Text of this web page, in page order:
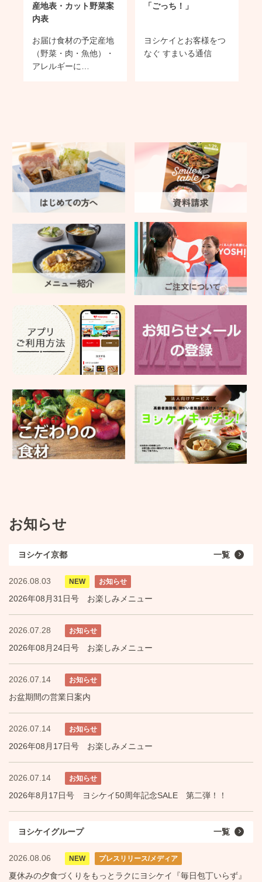
産地表・カット野菜案
内表
お届け食材の予定産地
（野菜・肉・魚他）・
アレルギーに…
「ごっち！」
ヨシケイとお客様をつ
なぐ すまいる通信
お知らせ
ヨシケイ京都 一覧
2026.08.03 NEW お知らせ
2026年08月31日号 お楽しみメニュー
2026.07.28 お知らせ
2026年08月24日号 お楽しみメニュー
2026.07.14 お知らせ
お盆期間の営業日案内
2026.07.14 お知らせ
2026年08月17日号 お楽しみメニュー
2026.07.14 お知らせ
2026年8月17日号 ヨシケイ50周年記念SALE 第二弾！！
ヨシケイグループ 一覧
2026.08.06 NEW プレスリリース/メディア
夏休みの夕食づくりをもっとラクにヨシケイ『毎日包丁いらず』